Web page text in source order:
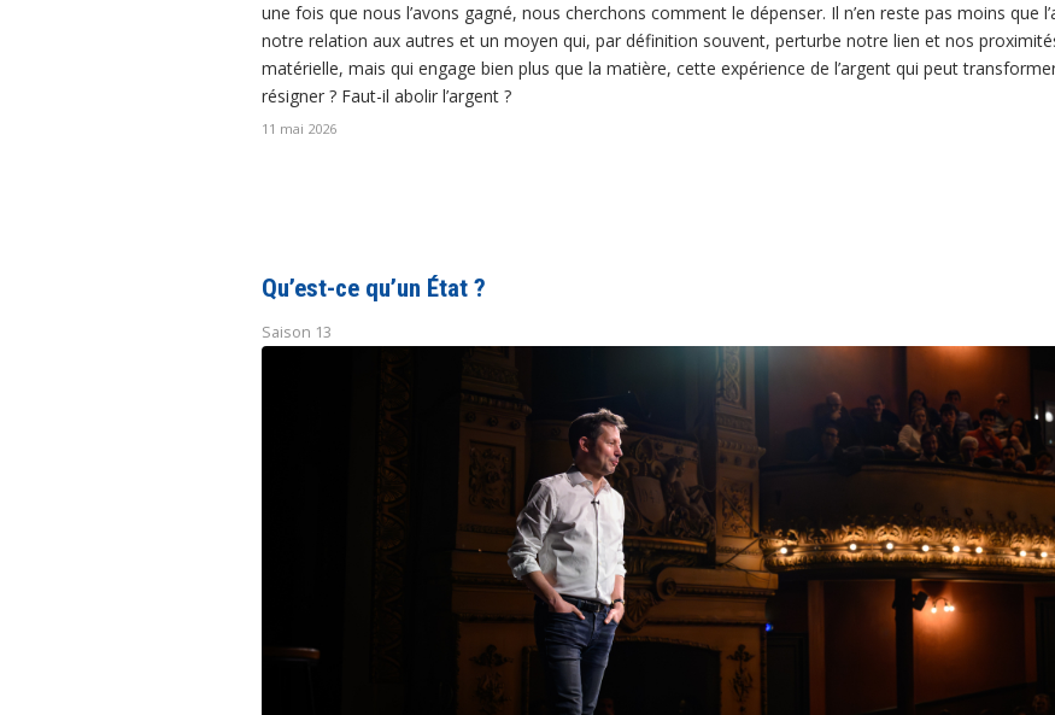
une fois que nous l’avons gagné, nous cherchons comment le dépenser. Il n’en reste pas moins que
notre relation aux autres et un moyen qui, par définition souvent, perturbe notre lien et nos
matérielle, mais qui engage bien plus que la matière, cette expérience de l’argent qui peut
résigner ? Faut-il abolir l’argent ?
11 mai 2026
Qu’est-ce qu’un État ?
Saison 13